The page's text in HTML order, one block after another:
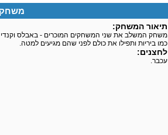
תיאור המשחק:
משחק המשלב את שני המשחקים המוכרים - באבלס
כמו ביריות ותפילו את כולם לפני שהם מגיעים למטה.
לחצנים:
עכבר.